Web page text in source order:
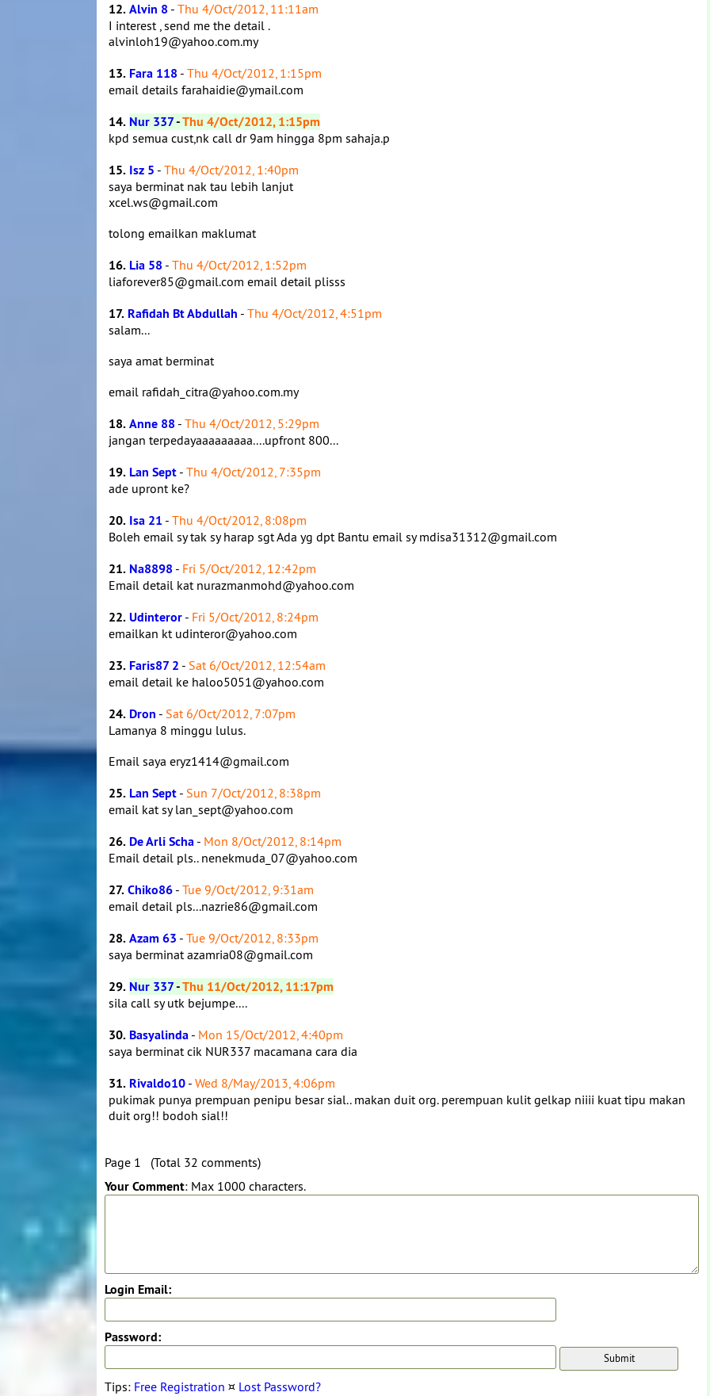
12.Alvin 8 - Thu 4/Oct/2012, 11:11am
I interest , send me the detail .
alvinloh19@yahoo.com.my
13. Fara 118 - Thu 4/Oct/2012, 1:15pm
email details farahaidie@ymail.com
14. Nur 337-Thu 4/Oct/2012, 1:15pm
kpd semua cust,nk call dr 9am hingga 8pm sahaja.p
15. Isz 5 - Thu 4/Oct/2012, 1:40pm
saya berminat nak tau lebih lanjut
xcel.ws@gmail.com
tolong emailkan maklumat
16. Lia 58 - Thu 4/Oct/2012, 1:52pm
liaforever85@gmail.com email detail plisss
17. Rafidah Bt Abdullah - Thu 4/Oct/2012, 4:51pm
salam...
saya amat berminat
email rafidah_citra@yahoo.com.my
18.Anne 88 - Thu 4/Oct/2012, 5:29pm
jangan terpedayaaaaaaaaa....upfront 800...
19. Lan Sept - Thu 4/Oct/2012, 7:35pm
ade upront ke?
20. Isa 21 - Thu 4/Oct/2012, 8:08pm
Boleh email sy tak sy harap sgt Ada yg dpt Bantu email sy mdisa31312@gmail.com
21. Na8898 - Fri 5/Oct/2012, 12:42pm
Email detail kat nurazmanmohd@yahoo.com
22.Udinteror - Fri 5/Oct/2012, 8:24pm
emailkan kt udinteror@yahoo.com
23. Faris87 2 - Sat 6/Oct/2012, 12:54am
email detail ke haloo5051@yahoo.com
24. Dron - Sat 6/Oct/2012, 7:07pm
Lamanya 8 minggu lulus.
Email saya eryz1414@gmail.com
25. Lan Sept - Sun 7/Oct/2012, 8:38pm
email kat sy lan_sept@yahoo.com
26. De Arli Scha - Mon 8/Oct/2012, 8:14pm
Email detail pls.. nenekmuda_07@yahoo.com
27.Chiko86 - Tue 9/Oct/2012, 9:31am
email detail pls...nazrie86@gmail.com
28.Azam 63 - Tue 9/Oct/2012, 8:33pm
saya berminat azamria08@gmail.com
29. Nur 337-Thu 11/Oct/2012, 11:17pm
sila call sy utk bejumpe....
30. Basyalinda - Mon 15/Oct/2012, 4:40pm
saya berminat cik NUR337 macamana cara dia
31. Rivaldo10 - Wed 8/May/2013, 4:06pm
pukimak punya prempuan penipu besar sial.. makan duit org. perempuan kulit gelkap niiii kuat tipu makan
duit org!! bodoh sial!!
Page 1 (Total 32 comments)
Your Comment: Max 1000 characters.
Login Email:
Password:
Tips: Free Registration ¤ Lost Password?